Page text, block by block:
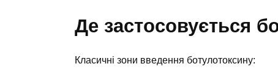
Де застосовується
Класичні зони введення ботулотоксину: